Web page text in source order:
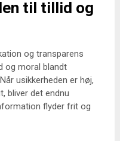
til tillid og
og transparens
og moral blandt
usikkerheden er høj,
bliver det endnu
flyder frit og